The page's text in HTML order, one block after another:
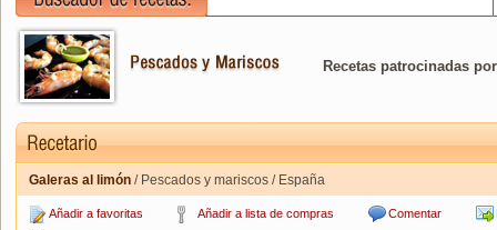
Recetas patrocinadas
Galeras al limón / Pescados y mariscos / España
Añadir a favoritas Añadir a lista de compras Comentar